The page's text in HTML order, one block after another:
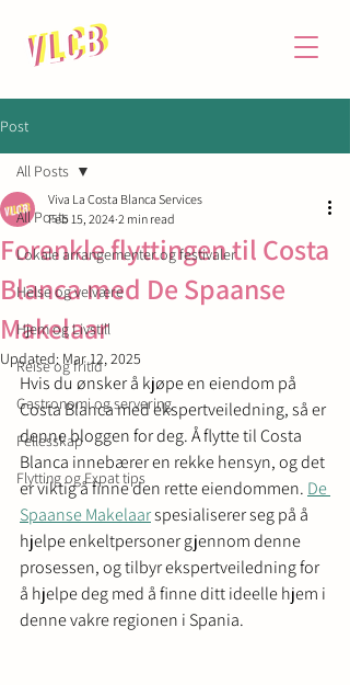
Post
All Posts
Lokale arrangementer og festivaler
Helse og velvære
Hjem og Livstill
Reise og fritid
Gastronomi og servering
Fellesskap
Flytting og Expat tips
All Posts
Forenkle flyttingen til Costa
Blanca med De Spaanse
Makelaar
Viva La Costa Blanca Services
Feb 15, 2024 2 min read
Updated: Mar 12, 2025
Hvis du ønsker å kjøpe en eiendom på
Costa Blanca med ekspertveiledning, så er
denne bloggen for deg. Å flytte til Costa
Blanca innebærer en rekke hensyn, og det
er viktig å finne den rette eiendommen. De
Spaanse Makelaar spesialiserer seg på å
hjelpe enkeltpersoner gjennom denne
prosessen, og tilbyr ekspertveiledning for
å hjelpe deg med å finne ditt ideelle hjem i
denne vakre regionen i Spania.